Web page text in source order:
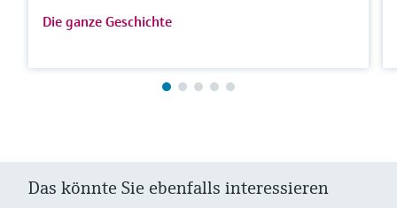
Die ganze Geschichte
Das könnte Sie ebenfalls interessieren